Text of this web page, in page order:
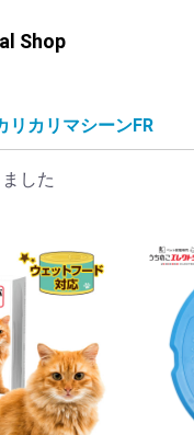
Shop
リカリマシーンFR
した